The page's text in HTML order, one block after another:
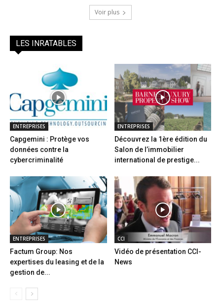
Voir plus
LES INRATABLES
ENTREPRISES
Capgemini : Protège vos
données contre la
cybercriminalité
ENTREPRISES
Découvrez la 1ère édition du
Salon de l’immobilier
international de prestige...
ENTREPRISES
Factum Group: Nos
expertises du leasing et de la
gestion de...
CCI
Vidéo de présentation CCI-
News